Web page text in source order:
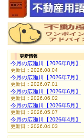
更新情報
今月の広瀬川【2026年8月】
更新日：2026.08.04
今月の広瀬川【2026年7月】
更新日：2026.07.01
今月の広瀬川【2026年6月】
更新日：2026.06.02
今月の広瀬川【2026年5月】
更新日：2026.05.07
今月の広瀬川【2026年4月】
更新日：2026.04.03